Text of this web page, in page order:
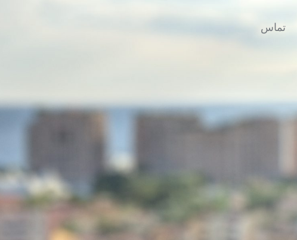
تماس
ساده
دارد همین لحظه است